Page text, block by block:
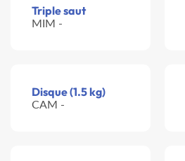
Triple saut
MIM -
Disque (1.5 kg)
CAM -